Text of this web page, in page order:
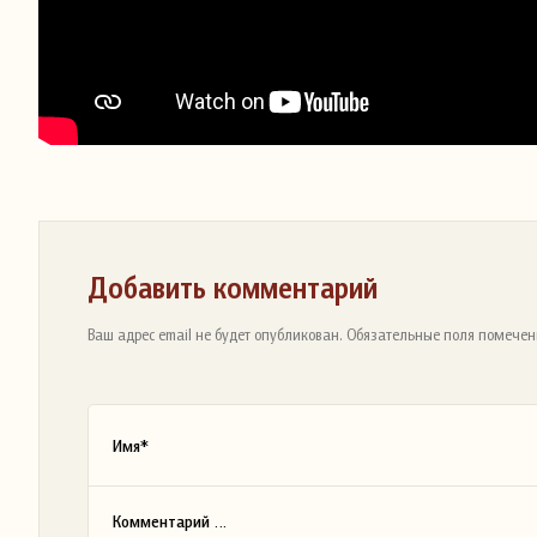
Добавить комментарий
Ваш адрес email не будет опубликован. Обязательные поля